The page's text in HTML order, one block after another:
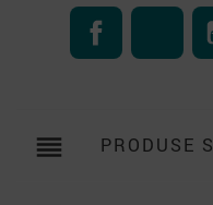
Facebook
reorder PRODUSE